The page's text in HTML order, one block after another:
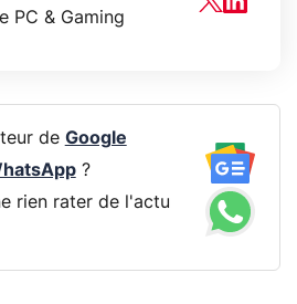
PC & Gaming
de Google
?
rien rater de l'actu